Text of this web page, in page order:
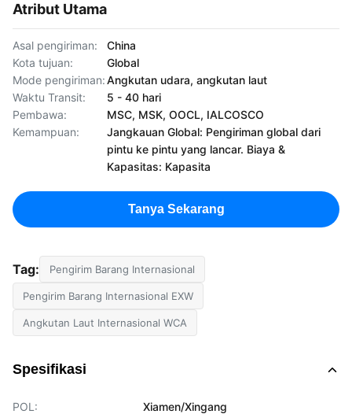
Atribut Utama
Asal pengiriman:
China
Kota tujuan:
Global
Mode pengiriman:Angkutan udara, angkutan laut
Waktu Transit:
5 - 40 hari
Pembawa:
MSC, MSK, OOCL, IALCOSCO
Kemampuan:
Jangkauan Global: Pengiriman global dari
pintu ke pintu yang lancar. Biaya &
Kapasitas: Kapasita
Tanya Sekarang
Tag: Pengirim Barang Internasional
Pengirim Barang Internasional EXW
Angkutan Laut Internasional WCA
Spesifikasi
POL: Xiamen/Xingang